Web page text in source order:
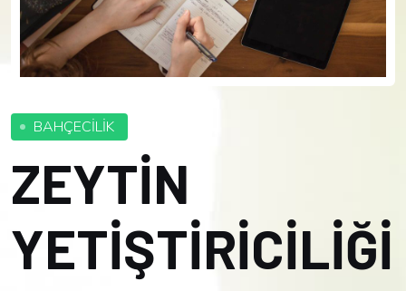
BAHÇECİLİK
ZEYTİN
YETİŞTİRİCİLİĞİ